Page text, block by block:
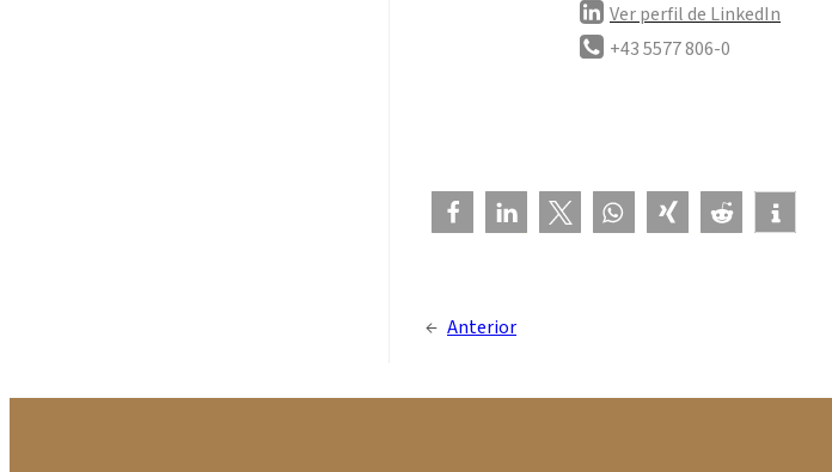
Ver perfil de LinkedIn
+43 5577 806-0
← Anterior